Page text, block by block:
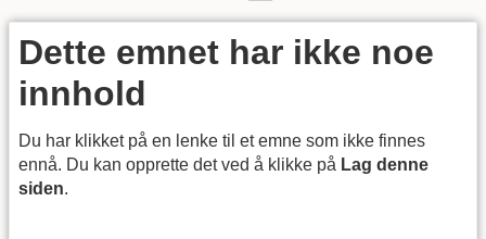
Dette emnet har ikke noe
innhold
Du har klikket på en lenke til et emne som ikke finnes
ennå. Du kan opprette det ved å klikke på Lag denne
siden.